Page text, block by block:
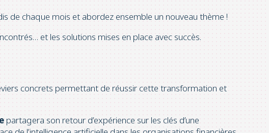
de chaque mois et abordez ensemble un nouveau thème !
et les solutions mises en place avec succès.
concrets permettant de réussir cette transformation et
partagera son retour d’expérience sur les clés d’une